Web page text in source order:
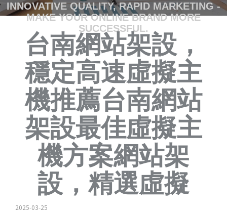
INNOVATIVE QUALITY, RAPID MARKETING -
MAKE YOUR ONLINE BRAND MORE
SUCCESSFUL.
台南網站架設，
穩定高速虛擬主
機推薦台南網站
架設最佳虛擬主
機方案網站架
設，精選虛擬
2025-03-25